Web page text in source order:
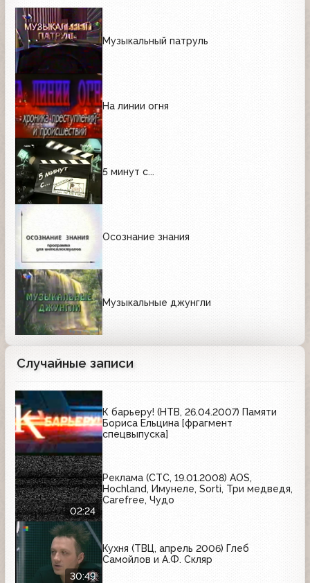
Музыкальный патруль
На линии огня
5 минут с...
Осознание знания
Музыкальные джунгли
Случайные записи
К барьеру! (НТВ, 26.04.2007) Памяти
Бориса Ельцина [фрагмент
спецвыпуска]
02:24
Реклама (СТС, 19.01.2008) AOS,
Hochland, Имунеле, Sorti, Три медведя,
Carefree, Чудо
30:49
Кухня (ТВЦ, апрель 2006) Глеб
Самойлов и А.Ф. Скляр